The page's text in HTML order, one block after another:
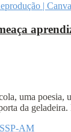
uma poesia,
da geladeira.